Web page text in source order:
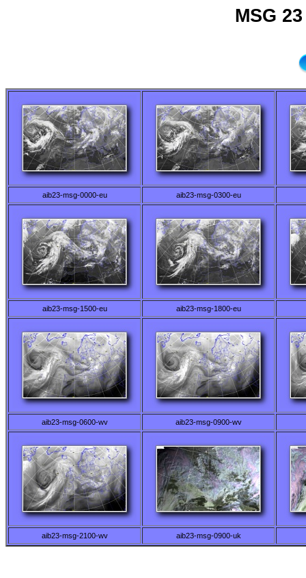
MSG
aib23-msg-0000-eu aib23-msg-0300-eu
aib23-msg-1500-eu aib23-msg-1800-eu
aib23-msg-0600-wv aib23-msg-0900-wv
aib23-msg-2100-wv aib23-msg-0900-uk